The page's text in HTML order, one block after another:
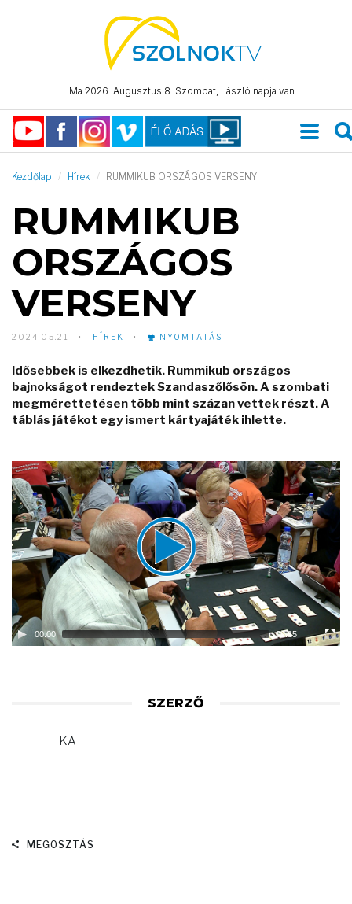
Ma 2026. Augusztus 8. Szombat, László napja van.
Kezdőlap Hírek RUMMIKUB ORSZÁGOS VERSENY
RUMMIKUB
ORSZÁGOS
VERSENY
2024.05.21 HÍREK NYOMTATÁS
Idősebbek is elkezdhetik. Rummikub országos
bajnokságot rendeztek Szandaszőlősön. A szombati
megmérettetésen több mint százan vettek részt. A
táblás játékot egy ismert kártyajáték ihlette.
Video
Player
00:00 02:15
SZERZŐ
KA
MEGOSZTÁS